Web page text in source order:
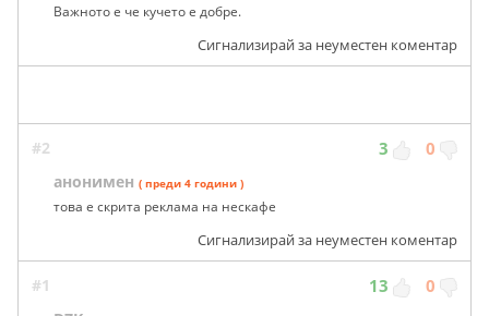
Важното е че кучето е добре.
Сигнализирай за неуместен коментар
#2 3 0
анонимен ( преди 4 години )
това е скрита реклама на нескафе
Сигнализирай за неуместен коментар
#1 13 0